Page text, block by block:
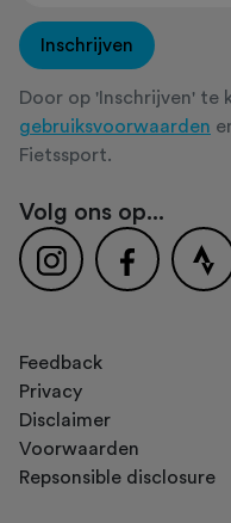
Inschrijven
Door op 'Inschrijven' te
gebruiksvoorwaarden
Fietssport.
Volg ons op...
Feedback
Privacy
Disclaimer
Voorwaarden
Repsonsible disclosure